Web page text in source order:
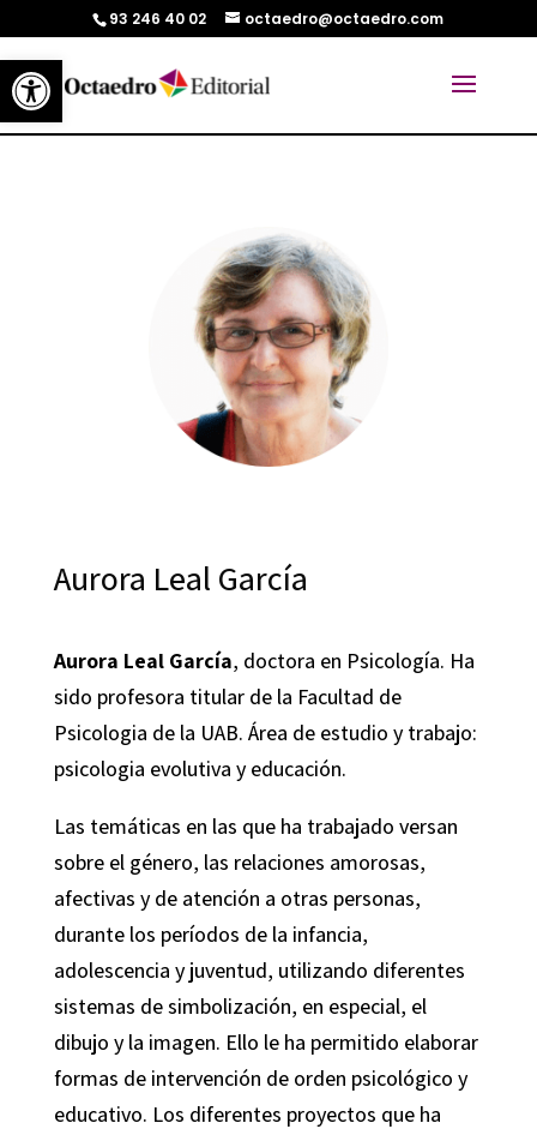
Abrir barra de herramientas
93 246 40 02 octaedro@octaedro.com
Aurora Leal García
Aurora Leal García, doctora en Psicología. Ha
sido profesora titular de la Facultad de
Psicologia de la UAB. Área de estudio y trabajo:
psicologia evolutiva y educación.
Las temáticas en las que ha trabajado versan
sobre el género, las relaciones amorosas,
afectivas y de atención a otras personas,
durante los períodos de la infancia,
adolescencia y juventud, utilizando diferentes
sistemas de simbolización, en especial, el
dibujo y la imagen. Ello le ha permitido elaborar
formas de intervención de orden psicológico y
educativo. Los diferentes proyectos que ha